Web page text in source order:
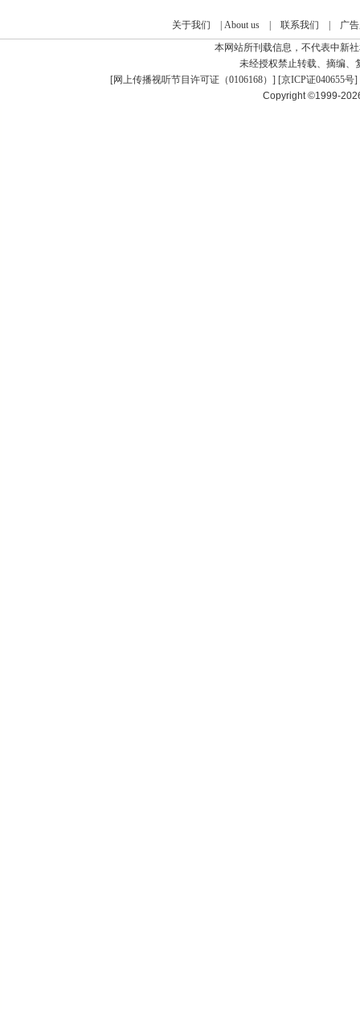
关于我们 About us| 联系我们
广
本网站所刊载信息，不代表中新
未经授权禁止转载、摘编、
[网上传播视听节目许可证（0106168） ] [京ICP证040655号]
Copyright ©1999-